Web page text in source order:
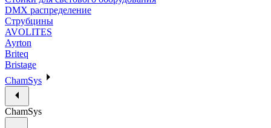
DMX распределение
Струбцины
AVOLITES
Ayrton
Briteq
Bristage
ChamSys
ChamSys